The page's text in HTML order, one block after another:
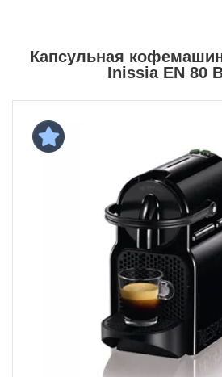
Капсульная
Inissia EN 80